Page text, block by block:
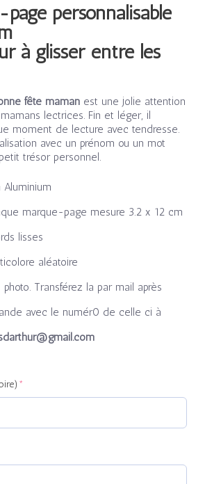
personnalisable
à glisser entre les
fête mamanest une jolie attention
lectrices. Fin et léger, il
moment de lecture avec tendresse.
avec un prénom ou un mot
trésor personnel.
marque-page mesure 3.2 x 12 cm
lisses
aléatoire
photo. Transférez la par mail après
avec le numér0 de celle ci à
*